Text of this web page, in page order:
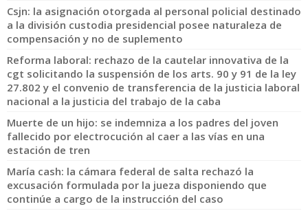
Csjn: la asignación otorgada al personal policial destinado
a la división custodia presidencial posee naturaleza de
compensación y no de suplemento
Reforma laboral: rechazo de la cautelar innovativa de la
cgt solicitando la suspensión de los arts. 90 y 91 de la ley
27.802 y el convenio de transferencia de la justicia laboral
nacional a la justicia del trabajo de la caba
Muerte de un hijo: se indemniza a los padres del joven
fallecido por electrocución al caer a las vías en una
estación de tren
María cash: la cámara federal de salta rechazó la
excusación formulada por la jueza disponiendo que
continúe a cargo de la instrucción del caso